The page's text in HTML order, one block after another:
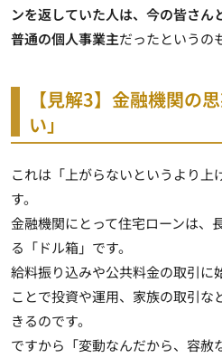
ンを返していた人は、今の皆さん
普通の個人事業主だったというの
【見解3】金融機関の
い」
これは「上がらないというより上
す。
金融機関にとって住宅ローンは、
る「ドル箱」です。
給料振り込みや公共料金の取引に
ことで投資や運用、家族の取引な
きるのです。
ですから 「変動なんだから、容